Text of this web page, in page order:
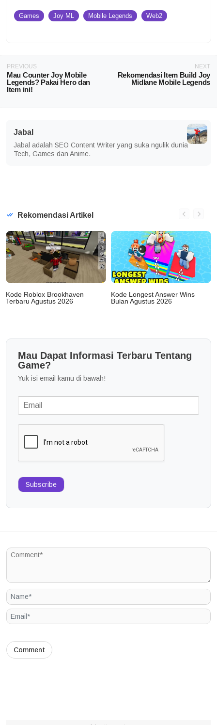
Games Joy ML Mobile Legends Web2
PREVIOUS
Mau Counter Joy Mobile
Legends? Pakai Hero dan
Item ini!
NEXT
Rekomendasi Item Build Joy
Midlane Mobile Legends
Jabal
Jabal adalah SEO Content Writer yang suka ngulik dunia
Tech, Games dan Anime.
Rekomendasi Artikel
Kode Roblox Brookhaven
Terbaru Agustus 2026
Kode Longest Answer Wins
Bulan Agustus 2026
Mau Dapat Informasi Terbaru Tentang
Game?
Yuk isi email kamu di bawah!
Subscribe